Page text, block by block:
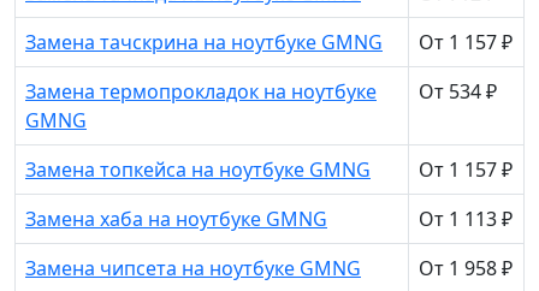
Замена тачскрина на ноутбуке GMNG
От 1 157 ₽
Замена термопрокладок на ноутбуке
GMNG
От 534 ₽
Замена топкейса на ноутбуке GMNG
От 1 157 ₽
Замена хаба на ноутбуке GMNG
От 1 113 ₽
Замена чипсета на ноутбуке GMNG
От 1 958 ₽